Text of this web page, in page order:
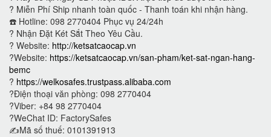
? Miễn Phí Ship nhanh toàn quốc - Thanh toán khi nhận hàng.
☎️ Hotline: 098 2770404 Phục vụ 24/24h
? Nhận Đặt Két Sắt Theo Yêu Cầu.
? Website: http://ketsatcaocap.vn
?Website: https://ketsatcaocap.vn/san-pham/ket-sat-ngan-hang-
bemc
? https://welkosafes.trustpass.alibaba.com
?Điện thoại văn phòng: 098 2770404
?Viber: +84 98 2770404
?WeChat ID: FactorySafes
✍️Mã số thuế: 0101391913